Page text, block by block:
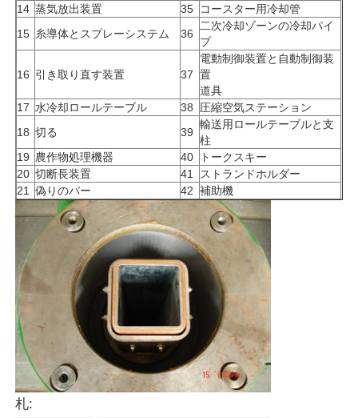
14 蒸気放出装置 35
コースター用冷却管
15 糸導体とスプレーシステム 36
二次冷却ゾーンの冷却パイ
プ
16 引き取り直す装置 37
電動制御装置と自動制御装
置
道具
17 水冷却ロールテーブル 38
圧縮空気ステーション
18 切る 39
輸送用ロールテーブルと支
柱
19 農作物処理機器 40
トークスキー
20 切断長装置 41
ストランドホルダー
21
偽りのバー 42 補助機
札: